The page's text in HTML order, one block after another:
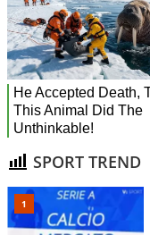
SPORT TREND